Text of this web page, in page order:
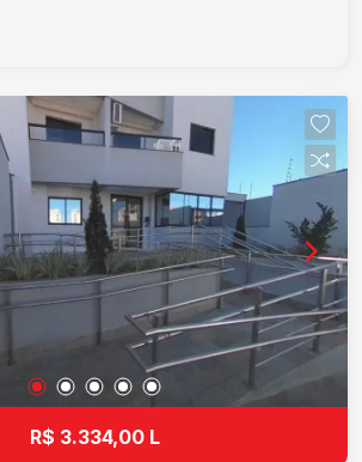
R$ 3.334,00 L